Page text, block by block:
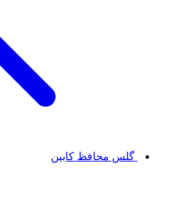
گلس محافظ کابین